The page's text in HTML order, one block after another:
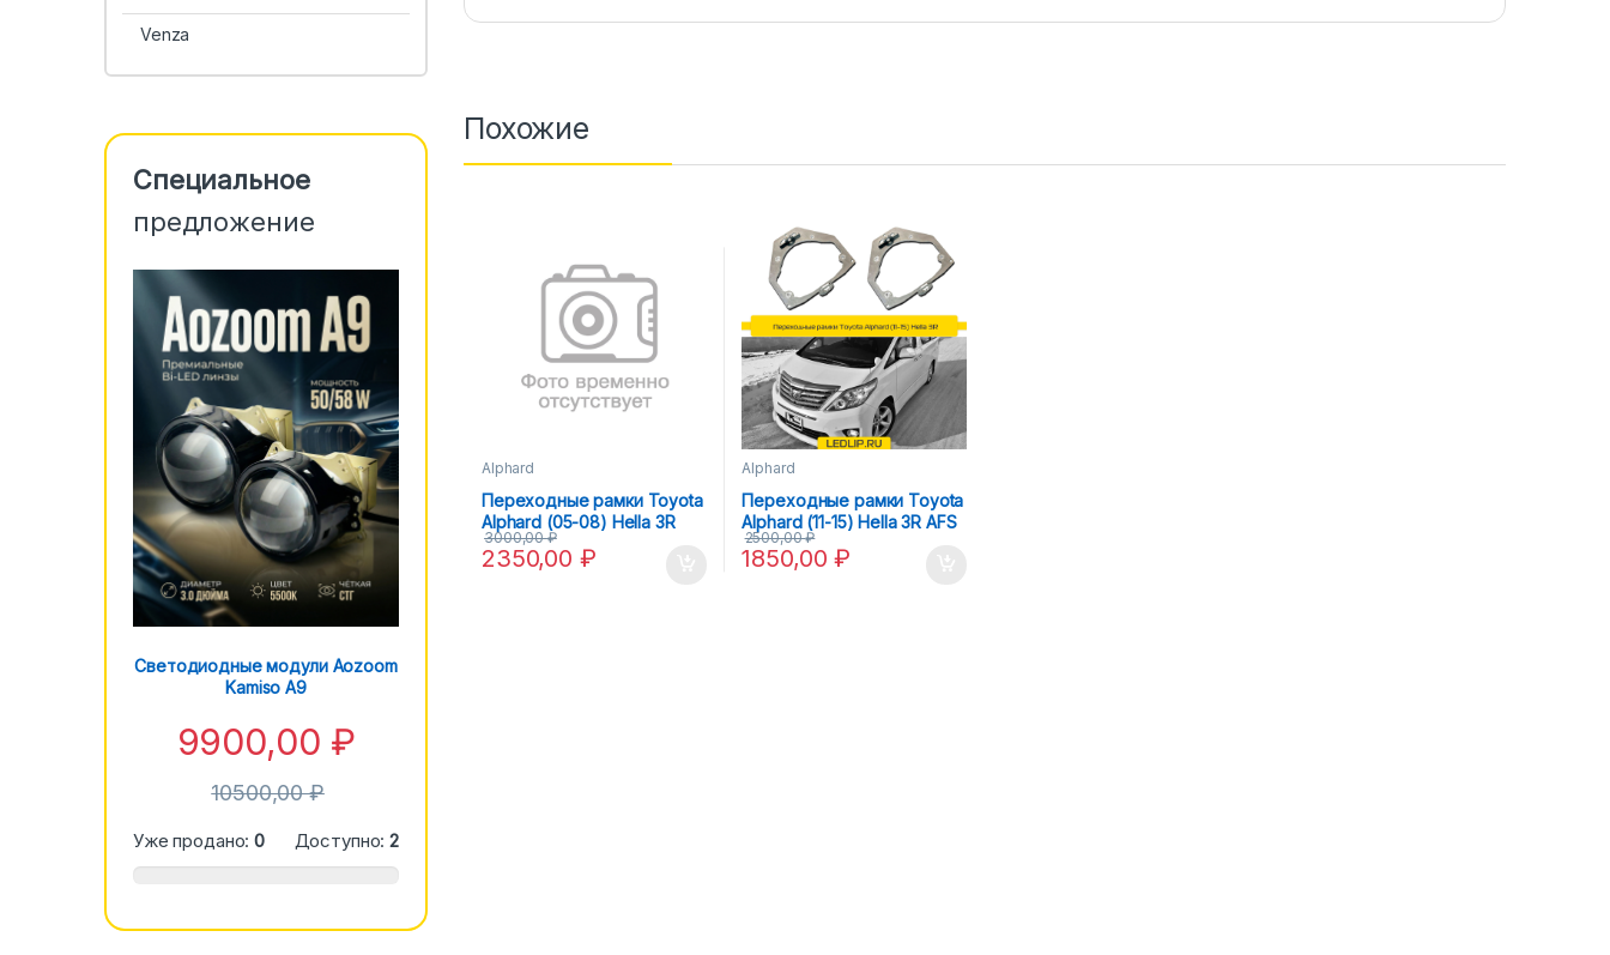
Похожие
Alphard
Переходные рамки Toyota
Alphard (05-08) Hella 3R
AFS
2350,00 ₽
3000,00₽
Alphard
Переходные рамки Toyota
Alphard (11-15) Hella 3R AFS
1850,00₽
2500,00₽
Venza
Специальное
предложение
Светодиодные модули Aozoom
Kamiso A9
9900,00 ₽
10500,00₽
Уже продано:0 Доступно:2